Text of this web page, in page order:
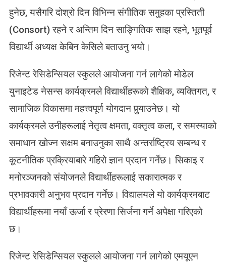
हुनेछ, यसैगरि दोश्रो दिन विभिन्न संगीतिक समुहका प्रस्तिती
(Consort) रहने र अन्तिम दिन साङ्गितिक साझ रहने, भूतपूर्व
विद्यार्थी अध्यक्ष केबिन केसिले बताउनु भयो।
रिजेन्ट रेसिडेन्सियल स्कुलले आयोजना गर्न लागेको मोडेल
युनाइटेड नेसन्स कार्यक्रमले विद्यार्थीहरूको शैक्षिक, व्यक्तिगत, र
सामाजिक विकासमा महत्त्वपूर्ण योगदान पुर्‍याउनेछ। यो
कार्यक्रमले उनीहरूलाई नेतृत्व क्षमता, वक्तृत्व कला, र समस्याको
समाधान खोज्न सक्षम बनाउनुका साथै अन्तर्राष्ट्रिय सम्बन्ध र
कूटनीतिक प्रक्रियाबारे गहिरो ज्ञान प्रदान गर्नेछ। सिकाइ र
मनोरञ्जनको संयोजनले विद्यार्थीहरूलाई सकारात्मक र
प्रभावकारी अनुभव प्रदान गर्नेछ। विद्यालयले यो कार्यक्रमबाट
विद्यार्थीहरूमा नयाँ ऊर्जा र प्रेरणा सिर्जना गर्ने अपेक्षा गरिएको
छ।
रिजेन्ट रेसिडेन्सियल स्कुलले आयोजना गर्न लागेको एमयूएन